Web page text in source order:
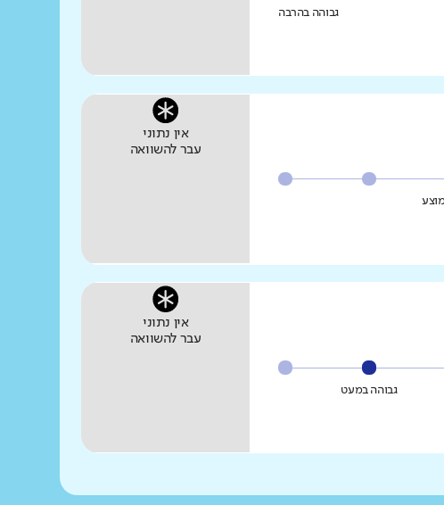
גבוהה בהרבה
אין נתוני
עבר להשוואה
גבוהה במעט
אין נתוני
עבר להשוואה